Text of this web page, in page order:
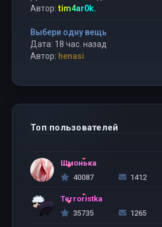
Автор: tim4ar0k.
Выбери одну вещь
Дата: 18 час. назад
Автор: henasi
Топ пользователей
Шмонька
40087
1412
Terroristka
35735
1265